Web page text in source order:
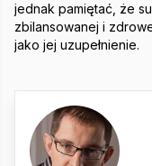
jednak pamiętać, że
zbilansowanej i
jako jej uzupełnienie.